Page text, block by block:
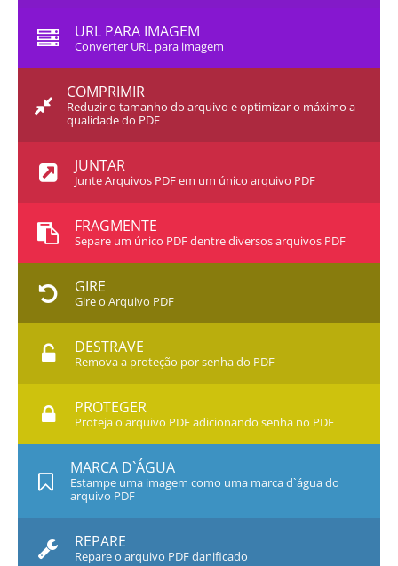
URL PARA IMAGEM
Converter URL para imagem
COMPRIMIR
Reduzir o tamanho do arquivo e optimizar o máximo a
qualidade do PDF
JUNTAR
Junte Arquivos PDF em um único arquivo PDF
FRAGMENTE
Separe um único PDF dentre diversos arquivos PDF
GIRE
Gire o Arquivo PDF
DESTRAVE
Remova a proteção por senha do PDF
PROTEGER
Proteja o arquivo PDF adicionando senha no PDF
MARCA D`ÁGUA
Estampe uma imagem como uma marca d`água do
arquivo PDF
REPARE
Repare o arquivo PDF danificado